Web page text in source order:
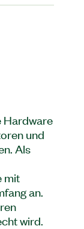
Hardware
und
Als
mit
an.
wird.